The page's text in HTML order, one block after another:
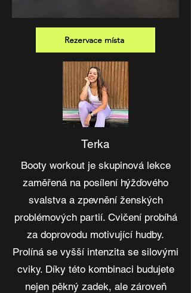
Rezervace místa
Terka
Booty workout je skupinová lekce
zaměřená na posílení hýžďového
svalstva a zpevnění ženských
problémových partií. Cvičení probíhá
za doprovodu motivující hudby.
Prolíná se vyšší intenzita se silovými
cviky. Díky této kombinaci budujete
nejen pěkný zadek, ale zároveň